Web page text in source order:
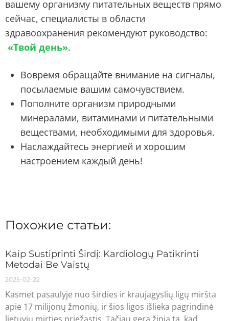
вашему организму питательных веществ прямо
сейчас, специалисты в области
здравоохранения рекомендуют руководство:
«Твой день».
Вовремя обращайте внимание на сигналы,
посылаемые вашим самочувствием.
Пополните организм природными
минералами, витаминами и питательными
веществами, необходимыми для здоровья.
Наслаждайтесь энергией и хорошим
настроением каждый день!
Похожие статьи:
Kaip Sustiprinti Širdį: Kardiologų Patikrinti
Metodai Be Vaistų
2025-02-22
Kasmet pasaulyje nuo širdies ir kraujagyslių ligų miršta
apie 17 milijonų žmonių, ir šios ligos išlieka pagrindinė